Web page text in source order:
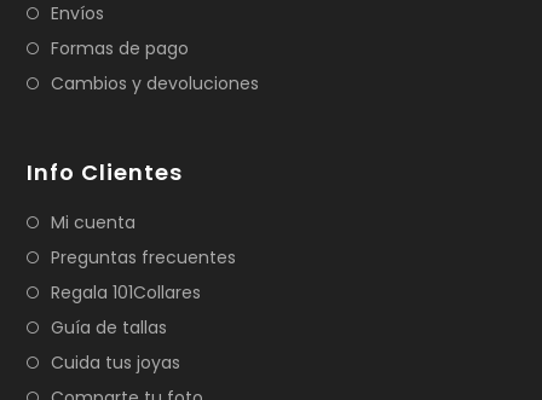
Envíos
Formas de pago
Cambios y devoluciones
Info Clientes
Mi cuenta
Preguntas frecuentes
Regala 101Collares
Guía de tallas
Cuida tus joyas